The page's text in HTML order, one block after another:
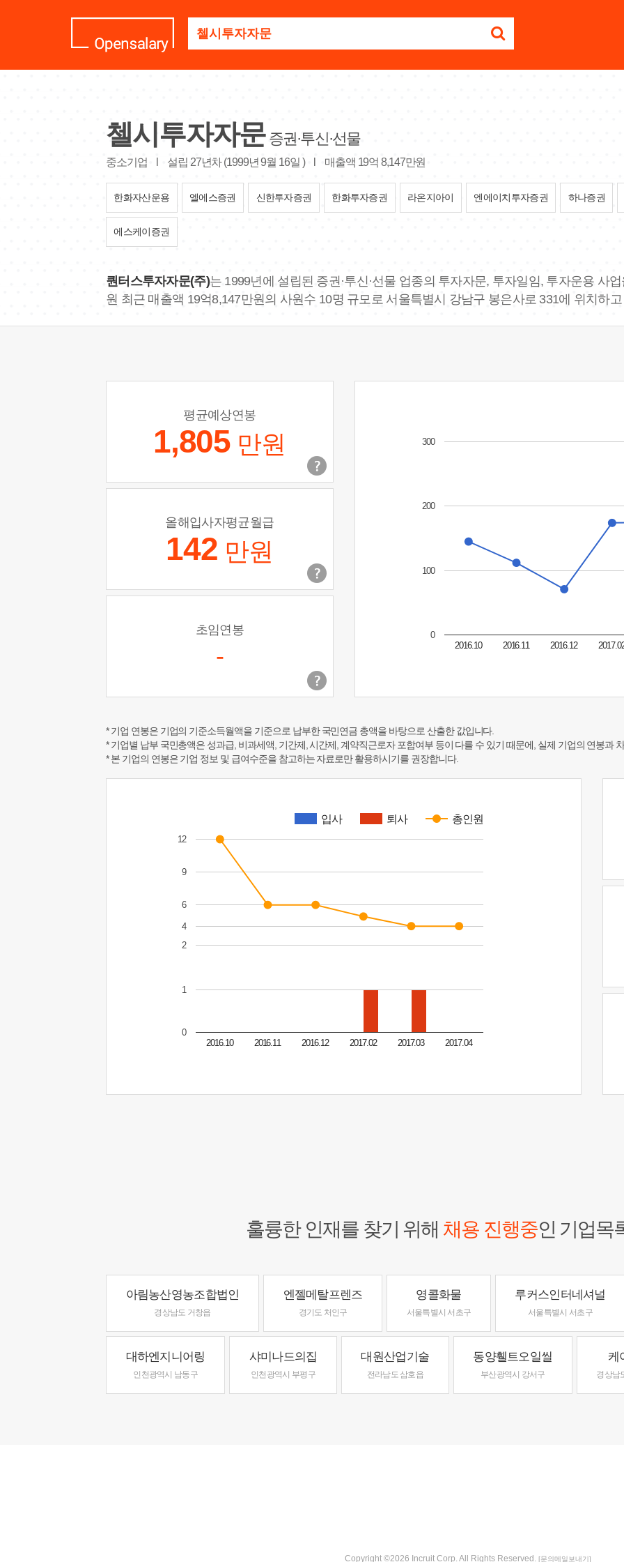
업
명
요
첼시투자자문 증권·투신·선물
중소기업 설립 27년차 (1999년 9월 16일 ) 매출액 19억 8,147만원
한화자산운용 엘에스증권 신한투자증권 한화투자증권 라온지아이 엔에이치투자증권 하나증권
에스케이증권
퀀터스투자자문(주)는 1999년에 설립된 증권·투신·선물 업종의 투자자문, 투자일임, 투자운용 사
원 최근 매출액 19억8,147만원의 사원수 10명 규모로 서울특별시 강남구 봉은사로 331에 위치하
평균예상연봉
1,805 만원
올해입사자평균월급
142 만원
초임연봉
- 2016.10 2016.11 2016.12
0
100
200
300
* 기업 연봉은 기업의 기준소득월액을 기준으로 납부한 국민연금 총액을 바탕으로 산출한 값입니다.
* 기업별 납부 국민총액은 성과급, 비과세액, 기간제, 시간제, 계약직근로자 포함여부 등이 다를 수 있기 때문에, 실제 기업의 연봉과
* 본 기업의 연봉은 기업 정보 및 급여수준을 참고하는 자료로만 활용하시기를 권장합니다.
입사 퇴사 총인원
2016.10 2016.11 2016.12 2017.02 2017.03 2017.04
0
1
2
4
6
9
12
훌륭한 인재를 찾기 위해 채용 진행중인 기업목
아림농산영농조합법인
경상남도 거창읍
엔젤메탈프렌즈
경기도 처인구
영콜화물
서울특별시 서초구
루커스인터네셔널
서울특별시 서초구
대하엔지니어링
인천광역시 남동구
샤미나드의집
인천광역시 부평구
대원산업기술
전라남도 삼호읍
동양휄트오일씰
부산광역시 강서구
케
경상남
Copyright ©2026 Incruit Corp. All Rights Reserved. [문의메일보내기]